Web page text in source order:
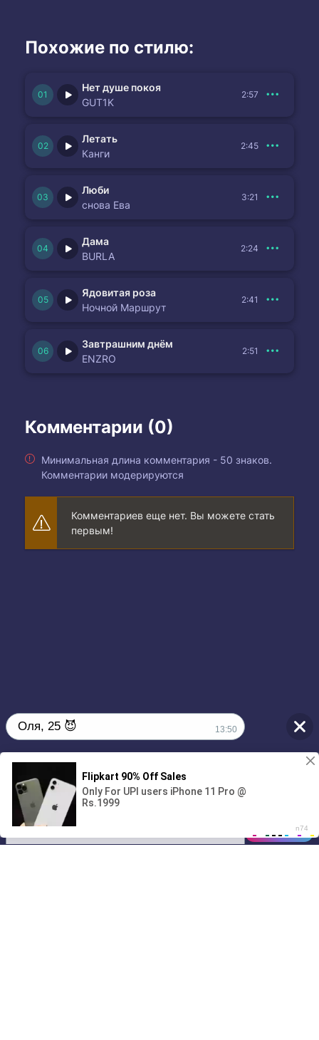
Похожие по стилю:
Нет душе покоя
GUT1K
2:57
Летать
Канги
2:45
Люби
снова Ева
3:21
Дама
BURLA
2:24
Ядовитая роза
Ночной Маршрут
2:41
Завтрашним днём
ENZRO
2:51
Комментарии (0)
Минимальная длина комментария - 50 знаков.
Комментарии модерируются
Комментариев еще нет. Вы можете стать
первым!
01/07
00:00
Оля, 25 😈 13:50
Без обязательств и лишних слов,
только сегодня 💦
13:50
1